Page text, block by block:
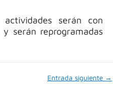
serán con
serán reprogramadas
Entrada siguiente →